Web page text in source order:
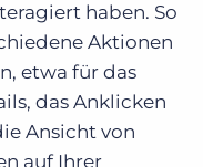
haben. So
Aktionen
etwa für das
das Anklicken
Ansicht von
auf Ihrer